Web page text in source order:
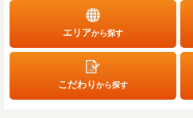
エリアから探す
こだわりから探す